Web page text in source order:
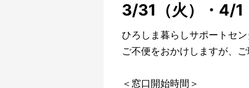
3/31（火）・4/1
ひろしま暮らしサポートセ
ご不便をおかけしますが、
＜窓口開始時間＞